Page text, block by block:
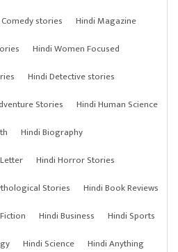
stories
Hindi Magazine
Hindi Women Focused
Hindi Detective stories
Stories
Hindi Human Science
Hindi Biography
Hindi Horror Stories
Stories
Hindi Book Reviews
Hindi Business
Hindi Sports
Hindi Science
Hindi Anything